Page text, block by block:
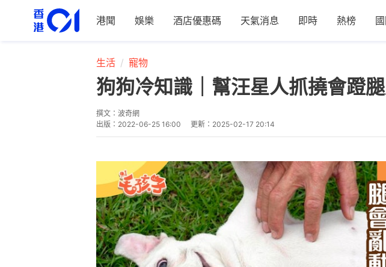
港聞 娛樂 酒店優惠碼 天氣消息 即時 熱榜
生活 寵物
狗狗冷知識｜幫汪星人抓撓會蹬
撰文： 波奇網
出版： 2022-06-25 16:00 更新： 2025-02-17 20:14